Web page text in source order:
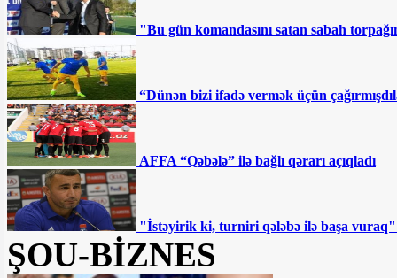
"Bu gün komandasını satan sabah
“Dünən bizi ifadə vermək üçün
AFFA “Qəbələ” ilə bağlı qərarı açıqladı
"İstəyirik ki, turniri qələbə ilə başa
ŞOU-BİZNES